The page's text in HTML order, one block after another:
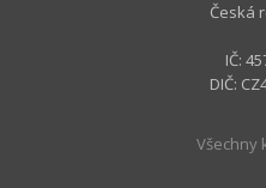
Česká
IČ:
DIČ:
Všechny